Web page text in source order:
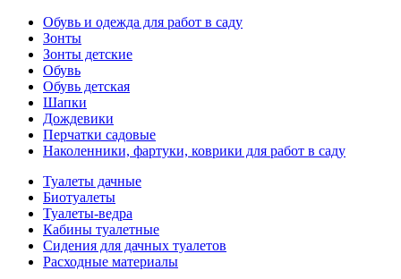
Обувь и одежда для работ в саду
Зонты
Зонты детские
Обувь
Обувь детская
Шапки
Дождевики
Перчатки садовые
Наколенники, фартуки, коврики для работ в саду
Туалеты дачные
Биотуалеты
Туалеты-ведра
Кабины туалетные
Сидения для дачных туалетов
Расходные материалы